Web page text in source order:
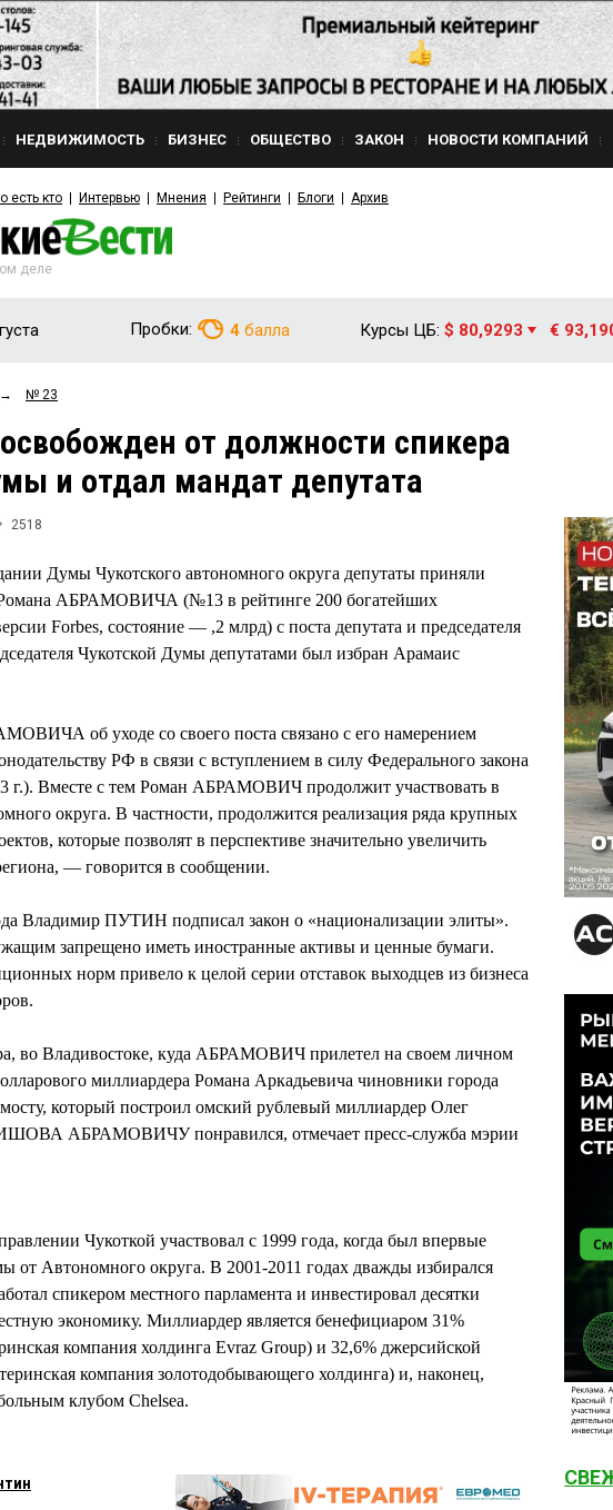
НЕДВИЖИМОСТЬ БИЗНЕС ОБЩЕСТВО ЗАКОН НОВОСТИ КОМПАНИЙ
есть кто Интервью Мнения Рейтинги Блоги Архив
деле
Пробки: 4 балла Курсы ЦБ: $ 80,9293 €
→ № 23
от должности спикера
и отдал мандат депутата
2518
Думы Чукотского автономного округа депутаты приняли
Романа АБРАМОВИЧА (№13 в рейтинге 200 богатейших
Forbes, состояние — ,2 млрд) с поста депутата и председателя
Чукотской Думы депутатами был избран Арамаис
об уходе со своего поста связано с его намерением
РФ в связи с вступлением в силу Федерального закона
г.). Вместе с тем Роман АБРАМОВИЧ продолжит участвовать в
округа. В частности, продолжится реализация ряда крупных
которые позволят в перспективе значительно увеличить
— говорится в сообщении.
Владимир ПУТИН подписал закон о «национализации элиты».
запрещено иметь иностранные активы и ценные бумаги.
норм привело к целой серии отставок выходцев из бизнеса
во Владивостоке, куда АБРАМОВИЧ прилетел на своем личном
миллиардера Романа Аркадьевича чиновники города
который построил омский рублевый миллиардер Олег
АБРАМОВИЧУ понравился, отмечает пресс-служба мэрии
Чукоткой участвовал с 1999 года, когда был впервые
от Автономного округа. В 2001-2011 годах дважды избирался
спикером местного парламента и инвестировал десятки
экономику. Миллиардер является бенефициаром 31%
компания холдинга Evraz Group) и 32,6% джерсийской
компания золотодобывающего холдинга) и, наконец,
клубом Chelsea.